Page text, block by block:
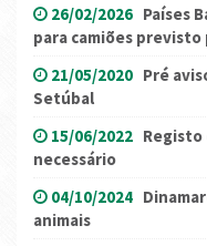
26/02/2026 Países
para camiões previsto
21/05/2020 Pré
Setúbal
15/06/2022 Registo
necessário
04/10/2024
animais